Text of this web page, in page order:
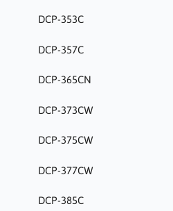
DCP-353C
DCP-357C
DCP-365CN
DCP-373CW
DCP-375CW
DCP-377CW
DCP-385C